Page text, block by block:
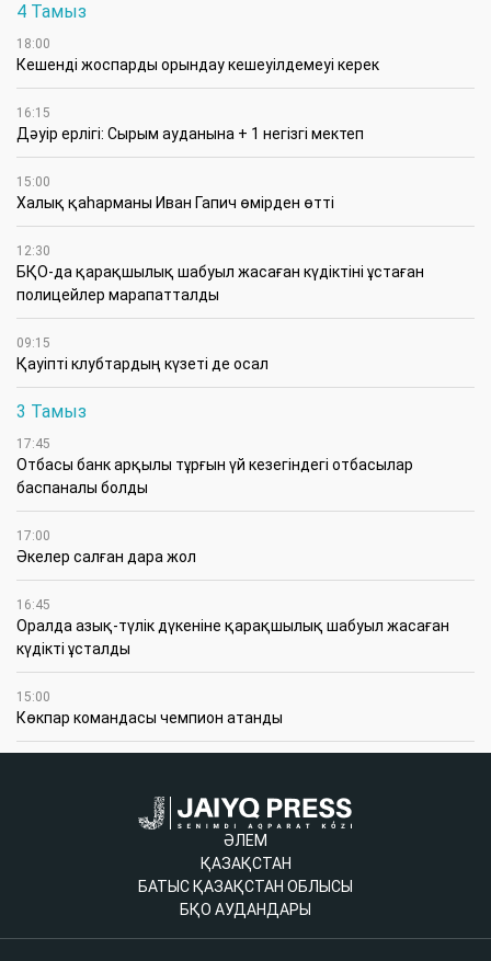
4 Тамыз
18:00
Кешенді жоспарды орындау кешеуілдемеуі керек
16:15
Дәуір ерлігі: Сырым ауданына + 1 негізгі мектеп
15:00
Халық қаһарманы Иван Гапич өмірден өтті
12:30
БҚО-да қарақшылық шабуыл жасаған күдіктіні ұстаған
полицейлер марапатталды
09:15
Қауіпті клубтардың күзеті де осал
3 Тамыз
17:45
Отбасы банк арқылы тұрғын үй кезегіндегі отбасылар
баспаналы болды
17:00
Әкелер салған дара жол
16:45
Оралда азық-түлік дүкеніне қарақшылық шабуыл жасаған
күдікті ұсталды
15:00
Көкпар командасы чемпион атанды
ӘЛЕМ
ҚАЗАҚСТАН
БАТЫС ҚАЗАҚСТАН ОБЛЫСЫ
БҚО АУДАНДАРЫ